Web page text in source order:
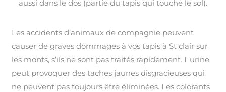
aussi dans le dos (partie du tapis qui touche le sol).
Les accidents d’animaux de compagnie peuvent
causer de graves dommages à vos tapis à St clair sur
les monts, s’ils ne sont pas traités rapidement. L’urine
peut provoquer des taches jaunes disgracieuses qui
ne peuvent pas toujours être éliminées. Les colorants